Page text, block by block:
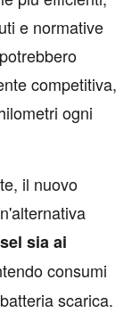
e normative
competitiva,
ogni
il nuovo
sia ai
consumi
scarica.